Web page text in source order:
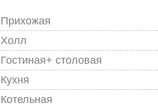
Прихожая
Холл
Гостиная+ столовая
Кухня
Котельная